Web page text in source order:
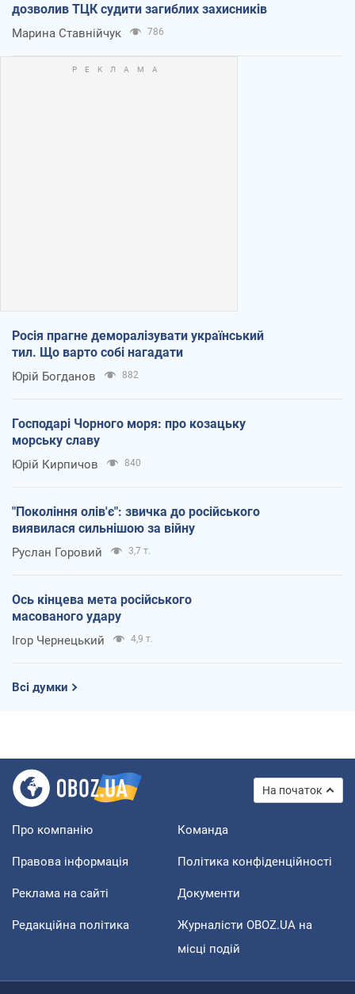
дозволив ТЦК судити загиблих захисників
Марина Ставнійчук 786
Росія прагне деморалізувати український
тил. Що варто собі нагадати
Юрій Богданов 882
Господарі Чорного моря: про козацьку
морську славу
Юрій Кирпичов 840
"Покоління олів'є": звичка до російського
виявилася сильнішою за війну
Руслан Горовий 3,7 т.
Ось кінцева мета російського
масованого удару
Ігор Чернецький 4,9 т.
Всі думки
На початок
Про компанію Команда
Правова інформація Політика конфіденційності
Реклама на сайті Документи
Редакційна політика
Журналісти OBOZ.UA на
місці подій